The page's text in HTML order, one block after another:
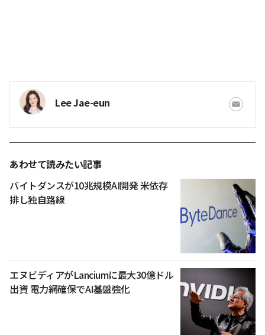
Lee Jae-eun
あわせて読みたい記事
バイトダンスが10兆規模AI開発 米依存
排し独自路線
エヌビディアがLanciumに最大30億ドル
出資 電力網確保でAI基盤強化